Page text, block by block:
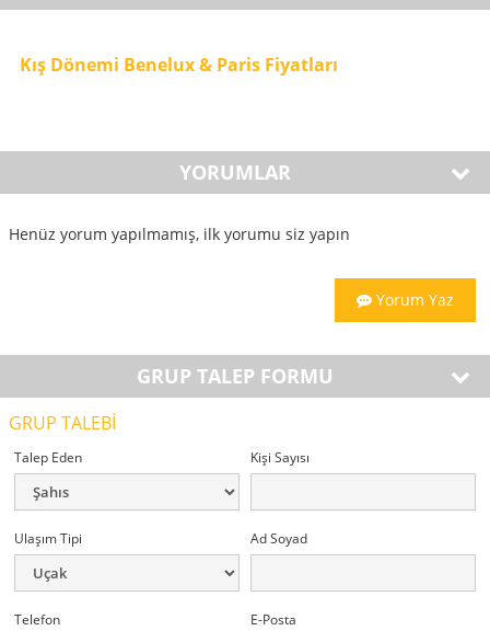
Kış Dönemi Benelux & Paris Fiyatları
YORUMLAR
Henüz yorum yapılmamış, ilk yorumu siz yapın
Yorum Yaz
GRUP TALEP FORMU
GRUP TALEBİ
Talep Eden Kişi Sayısı
Ulaşım Tipi Ad Soyad
Telefon E-Posta